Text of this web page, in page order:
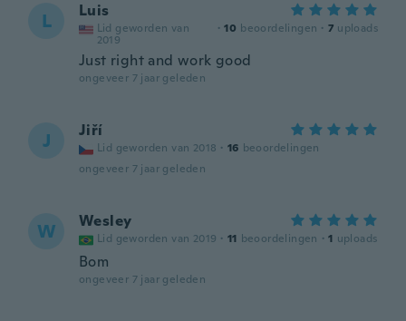
L Luis
Lid geworden van
2019
· 10 beoordelingen · 7 uploads
Just right and work good
ongeveer 7 jaar geleden
J Jiří
Lid geworden van 2018 · 16 beoordelingen
ongeveer 7 jaar geleden
W Wesley
Lid geworden van 2019 · 11 beoordelingen · 1 uploads
Bom
ongeveer 7 jaar geleden